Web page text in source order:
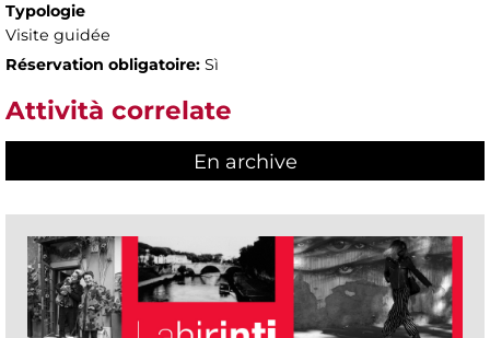
Typologie
Visite guidée
Réservation obligatoire: Sì
Attività correlate
En archive